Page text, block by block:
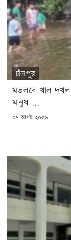
চাঁদপুর
মতলবে খাল দখল-
মানুষ ...
POSTED
০৭ আগষ্ট ২০২৬